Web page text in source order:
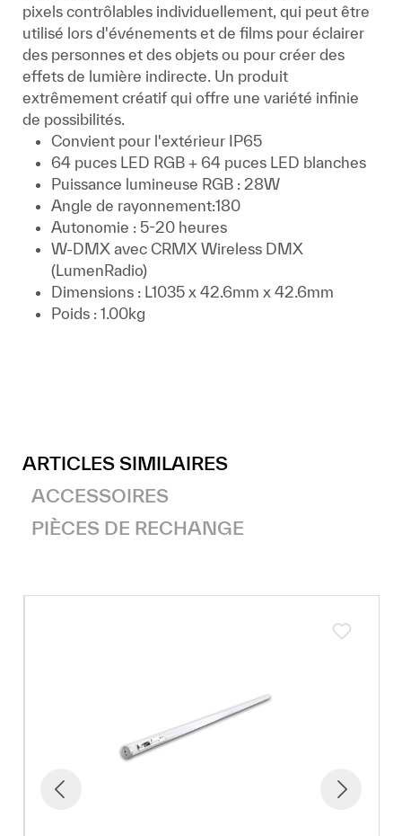
pixels contrôlables individuellement, qui peut être
utilisé lors d'événements et de films pour éclairer
des personnes et des objets ou pour créer des
effets de lumière indirecte. Un produit
extrêmement créatif qui offre une variété infinie
de possibilités.
Convient pour l'extérieur IP65
64 puces LED RGB + 64 puces LED blanches
Puissance lumineuse RGB : 28W
Angle de rayonnement:180
Autonomie : 5-20 heures
W-DMX avec CRMX Wireless DMX
(LumenRadio)
Dimensions : L1035 x 42.6mm x 42.6mm
Poids : 1.00kg
ARTICLES SIMILAIRES
ACCESSOIRES
PIÈCES DE RECHANGE